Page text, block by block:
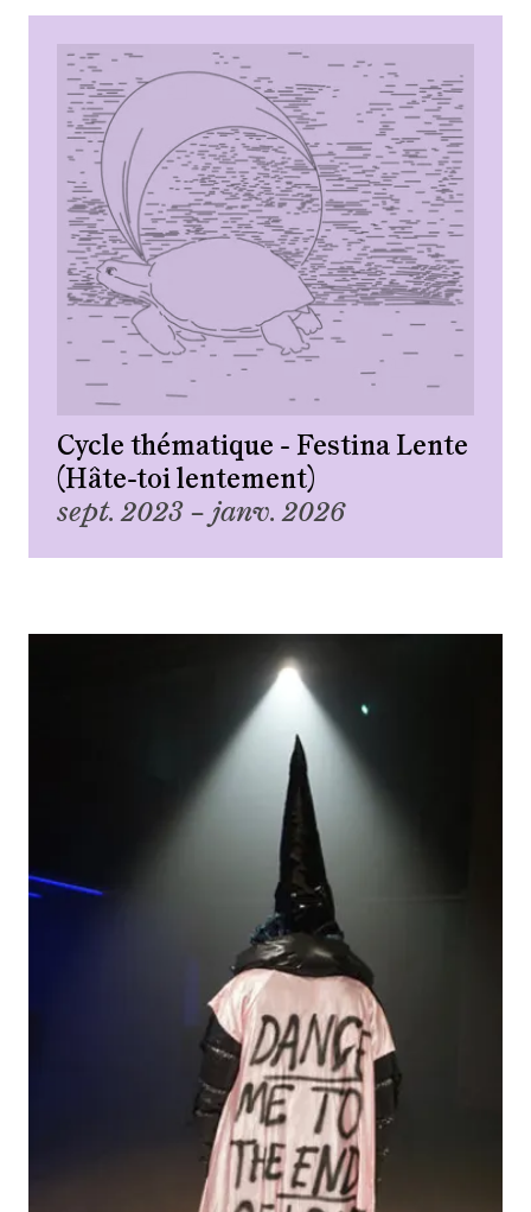
Cycle thématique - Festina Lente
(Hâte-toi lentement)
sept. 2023 – janv. 2026